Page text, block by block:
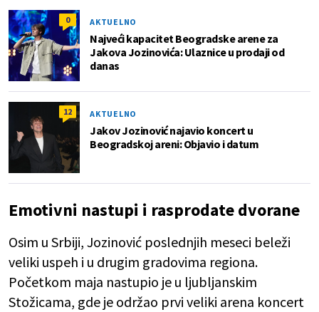
0 AKTUELNO
Najveći kapacitet Beogradske arene za
Jakova Jozinovića: Ulaznice u prodaji od
danas
12 AKTUELNO
Jakov Jozinović najavio koncert u
Beogradskoj areni: Objavio i datum
Emotivni nastupi i rasprodate dvorane
Osim u Srbiji, Jozinović poslednjih meseci beleži
veliki uspeh i u drugim gradovima regiona.
Početkom maja nastupio je u ljubljanskim
Stožicama, gde je održao prvi veliki arena koncert